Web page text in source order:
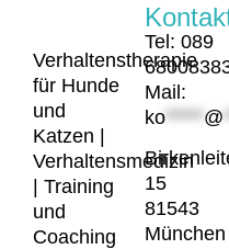
Verhaltenstherapie
für Hunde
und
Katzen |
Verhaltensmedizin
| Training
und
Coaching
Tel: 089
Mail:
ko ***** @
15
81543
München